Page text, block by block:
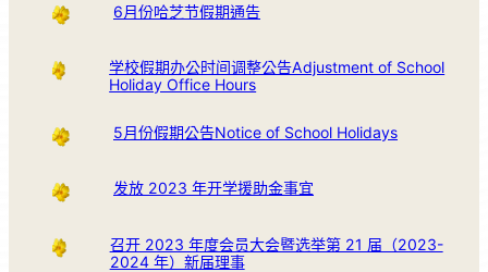
6月份哈芝节假期通告
学校假期办公时间调整公告Adjustment of School
Holiday Office Hours
5月份假期公告Notice of School Holidays
发放 2023 年开学援助金事宜
召开 2023 年度会员大会暨选举第 21 届（2023-
2024 年）新届理事